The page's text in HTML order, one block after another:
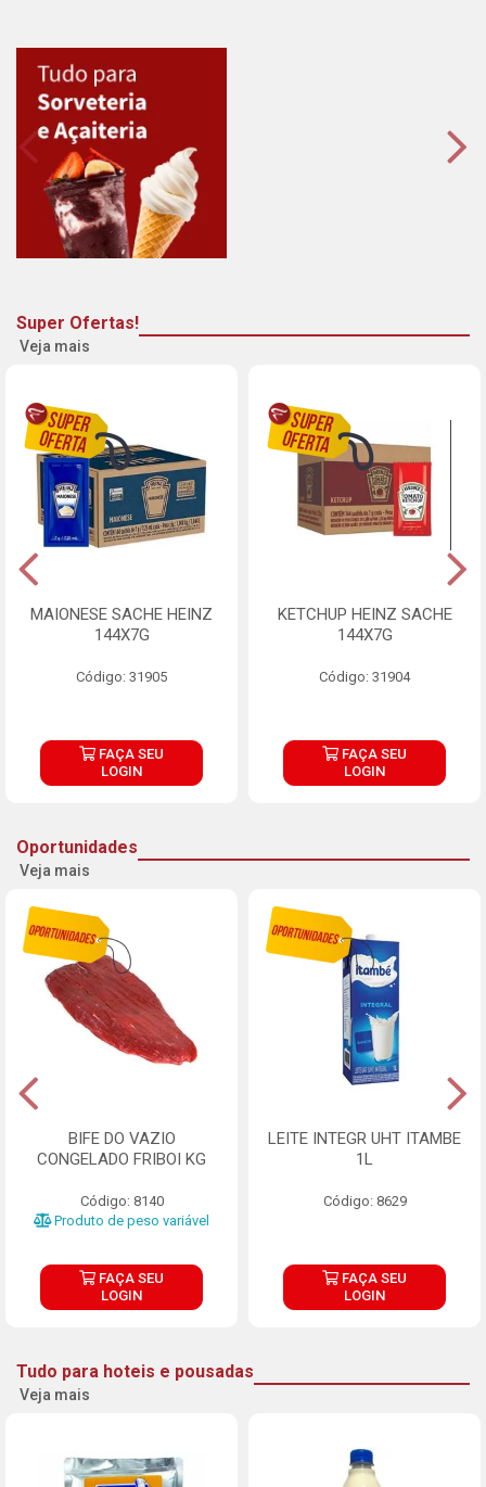
Super Ofertas!
Veja mais
MAIONESE SACHE HEINZ
144X7G
Código: 31905
FAÇA SEU
LOGIN
KETCHUP HEINZ SACHE
144X7G
Código: 31904
FAÇA SEU
LOGIN
Oportunidades
Veja mais
BIFE DO VAZIO
CONGELADO FRIBOI KG
Código: 8140
Produto de peso variável
FAÇA SEU
LOGIN
LEITE INTEGR UHT ITAMBE
1L
Código: 8629
FAÇA SEU
LOGIN
Tudo para hoteis e pousadas
Veja mais